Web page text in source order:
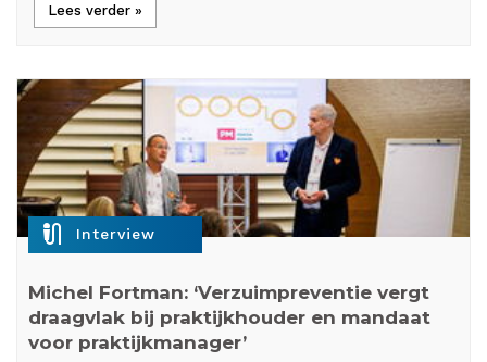
Lees verder »
mic_external_on Interview
Michel Fortman: ‘Verzuimpreventie vergt
draagvlak bij praktijkhouder en mandaat
voor praktijkmanager’